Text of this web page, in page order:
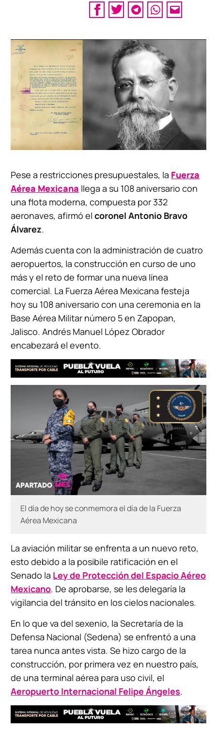
Pese a restricciones presupuestales, la Fuerza
Aérea Mexicana llega a su 108 aniversario con
una flota moderna, compuesta por 332
aeronaves, afirmó elcoronel Antonio Bravo
Álvarez.
Además cuenta con la administración de cuatro
aeropuertos, la construcción en curso de uno
más y el reto de formar una nueva línea
comercial. La Fuerza Aérea Mexicana festeja
hoy su 108 aniversario con una ceremonia en la
Base Aérea Militar número 5 en Zapopan,
Jalisco. Andrés Manuel López Obrador
encabezará el evento.
El día de hoy se conmemora el día de la Fuerza
Aérea Mexicana
La aviación militar se enfrenta a un nuevo reto,
esto debido a la posibile ratificación en el
Senado la Ley de Protección del Espacio Aéreo
Mexicano. De aprobarse, se les delegaría la
vigilancia del tránsito en los cielos nacionales.
En lo que va del sexenio, la Secretaría de la
Defensa Nacional (Sedena) se enfrentó a una
tarea nunca antes vista. Se hizo cargo de la
construcción, por primera vez en nuestro país,
de una terminal aérea para uso civil, el
Aeropuerto Internacional Felipe Ángeles.